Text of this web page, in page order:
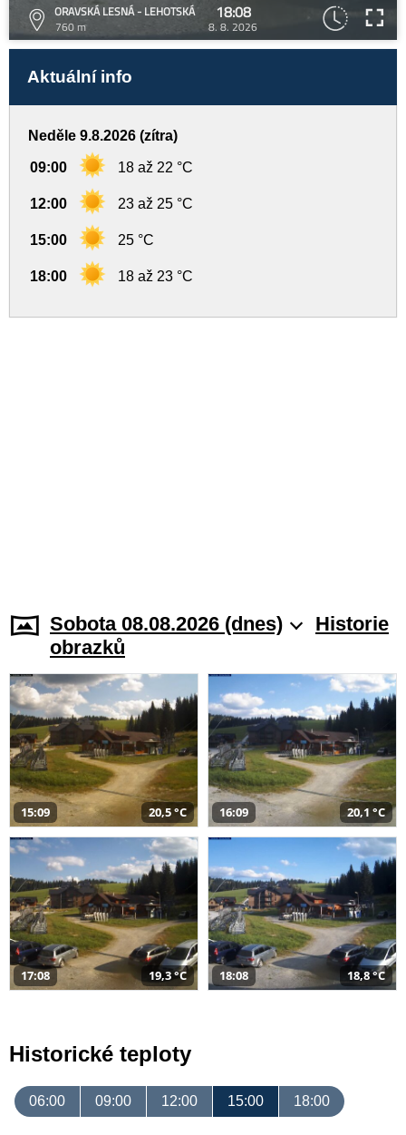
ORAVSKÁ LESNÁ - LEHOTSKÁ
760 m
18:08
8. 8. 2026
Aktuální info
Neděle 9.8.2026 (zítra)
09:00 18 až 22 °C
12:00 23 až 25 °C
15:00 25 °C
18:00 18 až 23 °C
Sobota 08.08.2026 (dnes)
Historie
obrazků
15:09 20,5 °C 16:09 20,1 °C
17:08 19,3 °C 18:08 18,8 °C
Historické teploty
06:00 09:00 12:00 15:00 18:00